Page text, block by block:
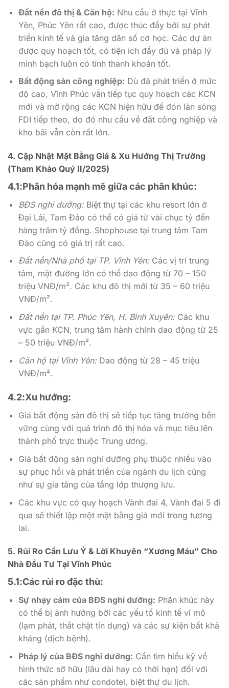
Đất nền đô thị & Căn hộ: Nhu cầu ở thực tại Vĩnh
Yên, Phúc Yên rất cao, được thúc đẩy bởi sự phát
triển kinh tế và gia tăng dân số cơ học. Các dự án
được quy hoạch tốt, có tiện ích đầy đủ và pháp lý
minh bạch luôn có tính thanh khoản tốt.
Bất động sản công nghiệp: Dù đã phát triển ở mức
độ cao, Vĩnh Phúc vẫn tiếp tục quy hoạch các KCN
mới và mở rộng các KCN hiện hữu để đón làn sóng
FDI tiếp theo, do đó nhu cầu về đất công nghiệp và
kho bãi vẫn còn rất lớn.
4. Cập Nhật Mặt Bằng Giá & Xu Hướng Thị Trường
(Tham Khảo Quý II/2025)
4.1:Phân hóa mạnh mẽ giữa các phân khúc:
BĐS nghỉ dưỡng:Biệt thự tại các khu resort lớn ở
Đại Lải, Tam Đảo có thể có giá từ vài chục tỷ đến
hàng trăm tỷ đồng. Shophouse tại trung tâm Tam
Đảo cũng có giá trị rất cao.
Đất nền/Nhà phố tại TP. Vĩnh Yên:Các vị trí trung
tâm, mặt đường lớn có thể dao động từ 70 – 150
triệu VNĐ/m². Các khu đô thị mới từ 35 – 60 triệu
VNĐ/m².
Đất nền tại TP. Phúc Yên, H. Bình Xuyên:Các khu
vực gần KCN, trung tâm hành chính dao động từ 25
– 50 triệu VNĐ/m².
Căn hộ tại Vĩnh Yên:Dao động từ 28 – 45 triệu
VNĐ/m².
4.2:Xu hướng:
Giá bất động sản đô thị sẽ tiếp tục tăng trưởng bền
vững cùng với quá trình đô thị hóa và mục tiêu lên
thành phố trực thuộc Trung ương.
Giá bất động sản nghỉ dưỡng phụ thuộc nhiều vào
sự phục hồi và phát triển của ngành du lịch cũng
như sự gia tăng của tầng lớp thượng lưu.
Các khu vực có quy hoạch Vành đai 4, Vành đai 5 đi
qua sẽ thiết lập một mặt bằng giá mới trong tương
lai.
5. Rủi Ro Cần Lưu Ý & Lời Khuyên “Xương Máu” Cho
Nhà Đầu Tư Tại Vĩnh Phúc
5.1:Các rủi ro đặc thù:
Sự nhạy cảm của BĐS nghỉ dưỡng: Phân khúc này
có thể bị ảnh hưởng bởi các yếu tố kinh tế vĩ mô
(lạm phát, thắt chặt tín dụng) và các sự kiện bất khả
kháng (dịch bệnh).
Pháp lý của BĐS nghỉ dưỡng: Cần tìm hiểu kỹ về
hình thức sở hữu (lâu dài hay có thời hạn) đối với
các sản phẩm như condotel, biệt thự du lịch.